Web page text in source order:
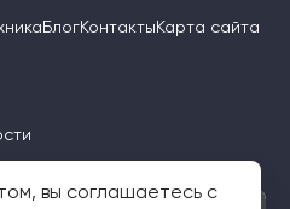
БлогКонтакты Карта сайта
вы соглашаетесь с